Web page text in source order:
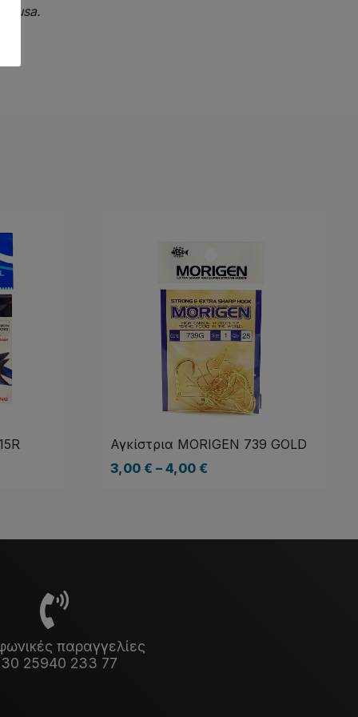
Αγκίστρια MORIGEN 739 GOLD
3,00 € – 4,00 €
παραγγελίες
25940 233 77